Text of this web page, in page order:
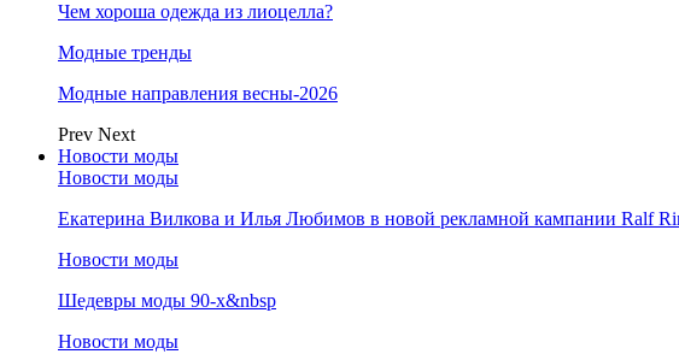
Чем хороша одежда из лиоцелла?
Модные тренды
Модные направления весны-2026
Prev Next
Новости моды
Новости моды
Екатерина Вилкова и Илья Любимов в новой рекламной кампании Ralf
Новости моды
Шедевры моды 90-х&nbsp
Новости моды